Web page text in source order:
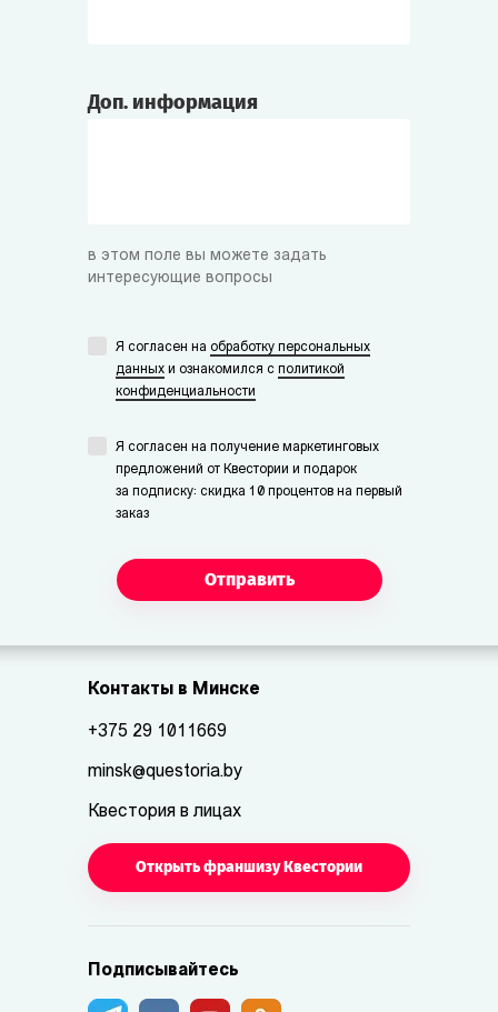
Доп. информация
в этом поле вы можете задать
интересующие вопросы
Я согласен на обработку персональных
данных и ознакомился с политикой
конфиденциальности
Я согласен на получение маркетинговых
предложений от Квестории и подарок
за подписку: скидка 10 процентов на первый
заказ
Отправить
Контакты в Минске
+375 29 1011669
minsk@questoria.by
Квестория в лицах
Открыть франшизу Квестории
Подписывайтесь